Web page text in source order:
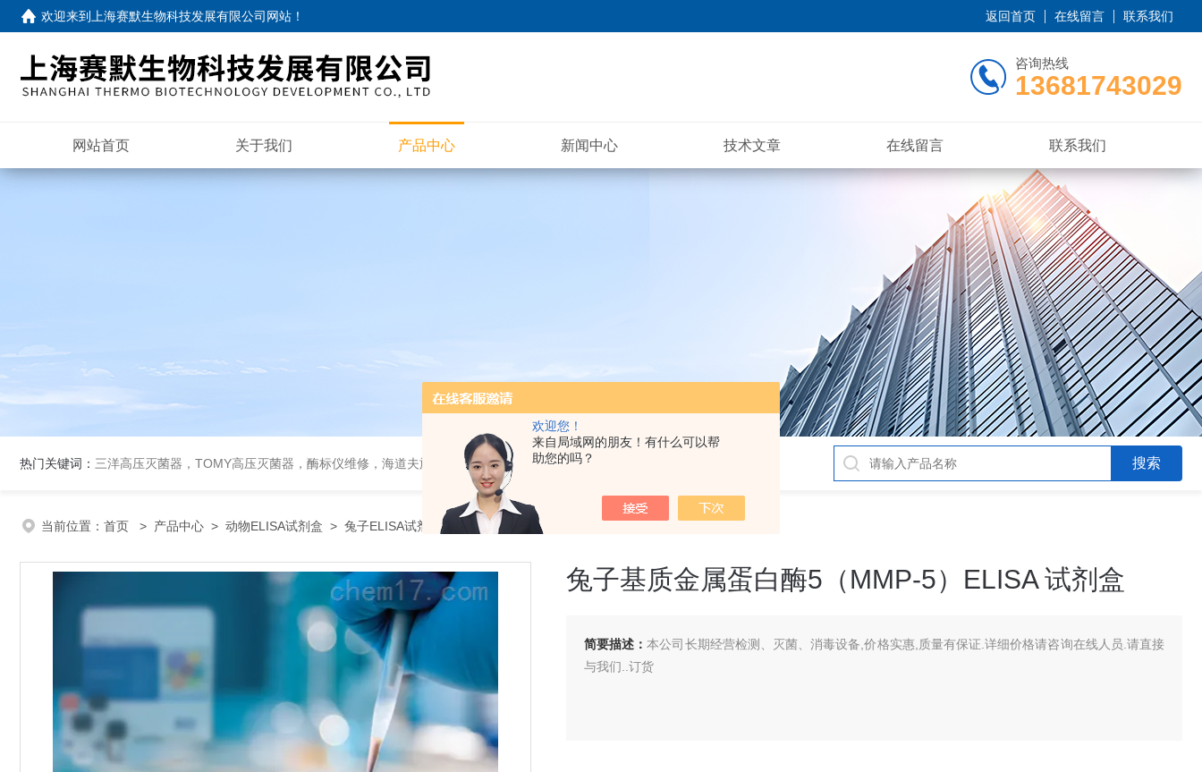
欢迎您！
来自局域网的朋友！有什么可以帮
助您的吗？
欢迎来到 上海赛默生物科技发展有限公司网站 ！ 返回首页 在线留言 联系我们
咨询热线
13681743029
网站首页 关于我们 产品中心 新闻中心 技术文章 在线留言 联系我们
热门关键词： 三洋高压灭菌器，TOMY高压灭菌器，酶标仪维修，海道夫旋转蒸发仪
当前位置： 首页 > 产品中心 > 动物ELISA试剂盒 > 兔子ELISA试剂盒> 兔子基质金属蛋白酶5（MMP-5）ELISA 试剂盒
兔子基质金属蛋白酶5（MMP-5）ELISA 试剂盒
简要描述：本公司长期经营检测、灭菌、消毒设备,价格实惠,质量有保证.详细价格请咨询在线人员.请直接
与我们..订货